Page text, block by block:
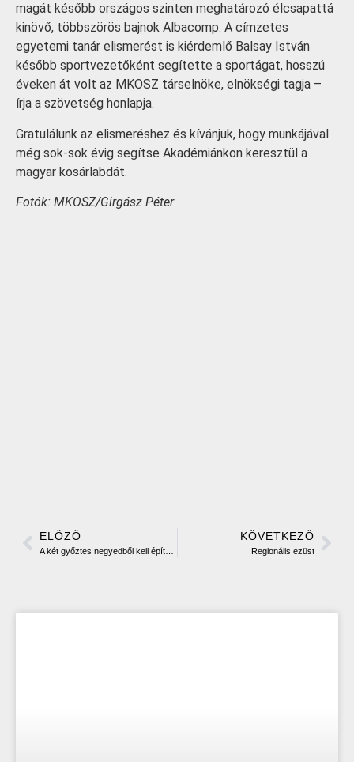
magát később országos szinten meghatározó élcsapattá
kinövő, többszörös bajnok Albacomp. A címzetes
egyetemi tanár elismerést is kiérdemlő Balsay István
később sportvezetőként segítette a sportágat, hosszú
éveken át volt az MKOSZ társelnöke, elnökségi tagja –
írja a szövetség honlapja.
Gratulálunk az elismeréshez és kívánjuk, hogy munkájával
még sok-sok évig segítse Akadémiánkon keresztül a
magyar kosárlabdát.
Fotók: MKOSZ/Girgász Péter
ELŐZŐ KÖVETKEZŐ
Regionális ezüst